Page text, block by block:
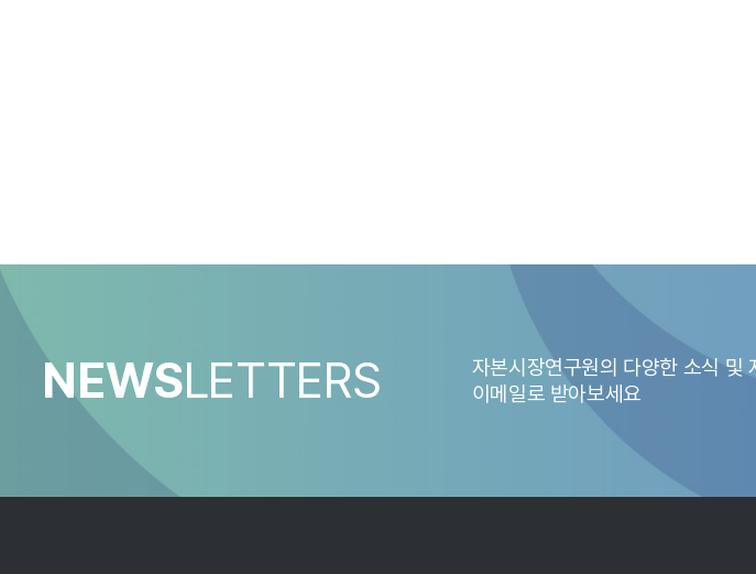
있으나, 고객에게 제공되는 설명 또는 리포트가 생성형으로 작성되면 제31조 결과물 표시 의
NEWSLETTERS
자본시장연구원의 다양한 소식 및
이메일로 받아보세요